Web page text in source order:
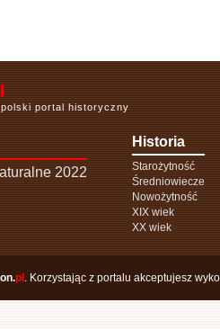
portal historyczny
2022
Historia
Starożytność
Średniowiecze
Nowożytność
XIX wiek
XX wiek
pl . Korzystając z portalu akceptujesz